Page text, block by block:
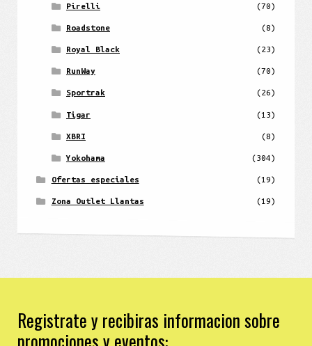
Pirelli (70)
Roadstone (8)
Royal Black (23)
RunWay (70)
Sportrak (26)
Tigar (13)
XBRI (8)
Yokohama (304)
Ofertas especiales (19)
Zona Outlet Llantas (19)
Registrate y recibiras informacion sobre
promociones y eventos: